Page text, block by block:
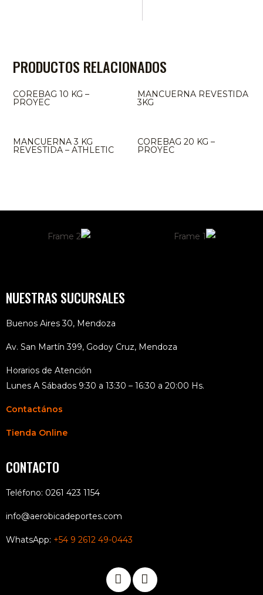
PRODUCTOS RELACIONADOS
COREBAG 10 KG –
PROYEC
MANCUERNA REVESTIDA
3KG
MANCUERNA 3 KG
REVESTIDA – ATHLETIC
COREBAG 20 KG –
PROYEC
NUESTRAS SUCURSALES
Buenos Aires 30, Mendoza
Av. San Martín 399, Godoy Cruz, Mendoza
Horarios de Atención
Lunes A Sábados 9:30 a 13:30 – 16:30 a 20:00 Hs.
Contactános
Tienda Online
CONTACTO
Teléfono: 0261 423 1154
info@aerobicadeportes.com
WhatsApp: +54 9 2612 49-0443